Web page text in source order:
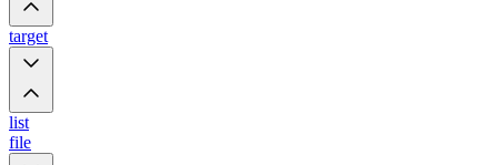
target
list
file